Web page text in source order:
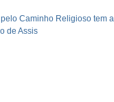
Caminho Religioso tem a
de Assis